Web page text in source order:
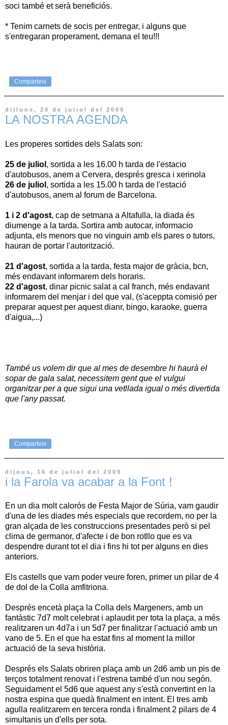
soci també et serà beneficiós.
* Tenim carnets de socis per entregar, i alguns que
s'entregaran properament, demana el teu!!!
Comparteix
dilluns, 20 de juliol del 2009
LA NOSTRA AGENDA
Les properes sortides dels Salats son:
25 de juliol , sortida a les 16.00 h tarda de l'estacio
d'autobusos, anem a Cervera, després gresca i xerinola
26 de juliol , sortida a les 15.00 h tarda de l'estació
d'autobusos, anem al forum de Barcelona.
1 i 2 d'agost, cap de setmana a Altafulla, la diada és
diumenge a la tarda. Sortira amb autocar, informacio
adjunta, els menors que no vinguin amb els pares o tutors,
hauran de portar l'autorització.
21 d'agost, sortida a la tarda, festa major de gràcia, bcn,
més endavant informarem dels horaris.
22 d'agost, dinar picnic salat a cal franch, més endavant
informarem del menjar i del que val, (s'aceppta comisió per
preparar aquest per aquest dianr, bingo, karaoke, guerra
d'aigua,...)
També us volem dir que al mes de desembre hi haurà el
sopar de gala salat, necessitem gent que el vulgui
organitzar per a que sigui una vetllada igual o més divertida
que l'any passat.
Comparteix
dijous, 16 de juliol del 2009
i la Farola va acabar a la Font !
En un dia molt calorós de Festa Major de Súria, vam gaudir
d'una de les diades més especials que recordem, no per la
gran alçada de les construccions presentades però si pel
clima de germanor, d'afecte i de bon rotllo que es va
despendre durant tot el dia i fins hi tot per alguns en dies
anteriors.
Els castells que vam poder veure foren, primer un pilar de 4
de dol de la Colla amfitriona.
Després encetà plaça la Colla dels Margeners, amb un
fantàstic 7d7 molt celebrat i aplaudit per tota la plaça, a més
realitzaren un 4d7a i un 5d7 per finalitzar l'actuació amb un
vano de 5. En el que ha estat fins al moment la millor
actuació de la seva història.
Després els Salats obriren plaça amb un 2d6 amb un pis de
terços totalment renovat i l'estrena també d'un nou segón.
Seguidament el 5d6 que aquest any s'està convertint en la
nostra espina que quedà finalment en intent. El tres amb
agulla realitzarem en tercera ronda i finalment 2 pilars de 4
simultanis un d'ells per sota.